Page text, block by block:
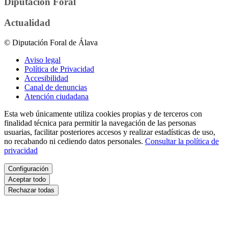
Actualidad
© Diputación Foral de Álava
Aviso legal
Política de Privacidad
Accesibilidad
Canal de denuncias
Atención ciudadana
Esta web únicamente utiliza cookies propias y de terceros con
finalidad técnica para permitir la navegación de las personas
usuarias, facilitar posteriores accesos y realizar estadísticas de uso,
no recabando ni cediendo datos personales. Consultar la política de
privacidad
Configuración
Aceptar todo
Rechazar todas